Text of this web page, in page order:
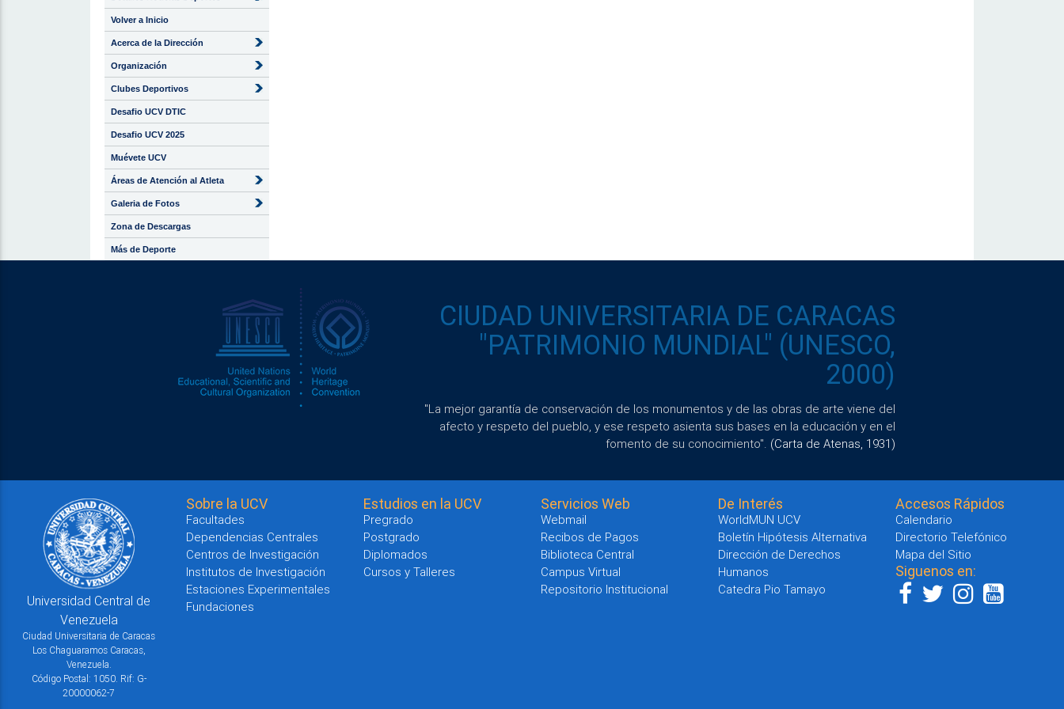
Volver a Inicio
Acerca de la Dirección
Organización
Clubes Deportivos
Desafio UCV DTIC
Desafio UCV 2025
Muévete UCV
Áreas de Atención al Atleta
Galeria de Fotos
Zona de Descargas
Más de Deporte
CIUDAD UNIVERSITARIA DE CARACAS
"PATRIMONIO MUNDIAL" (UNESCO,
2000)
"La mejor garantía de conservación de los monumentos y de las obras de arte viene del
afecto y respeto del pueblo, y ese respeto asienta sus bases en la educación y en el
fomento de su conocimiento". (Carta de Atenas, 1931)
Universidad Central de
Venezuela
Ciudad Universitaria de Caracas
Los Chaguaramos Caracas,
Venezuela.
Código Postal: 1050. Rif: G-
20000062-7
Sobre la UCV
Facultades
Dependencias Centrales
Centros de Investigación
Institutos de Investigación
Estaciones Experimentales
Fundaciones
Estudios en la UCV
Pregrado
Postgrado
Diplomados
Cursos y Talleres
Servicios Web
Webmail
Recibos de Pagos
Biblioteca Central
Campus Virtual
Repositorio Institucional
De Interés
WorldMUN UCV
Boletín Hipótesis Alternativa
Dirección de Derechos
Humanos
Catedra Pio Tamayo
Accesos Rápidos
Calendario
Directorio Telefónico
Mapa del Sitio
Siguenos en: